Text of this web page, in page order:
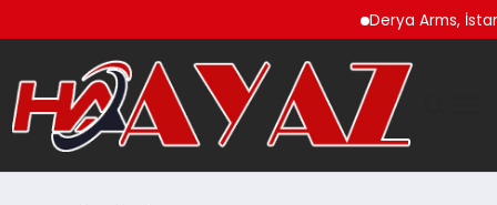
Derya Arms, İstanbul